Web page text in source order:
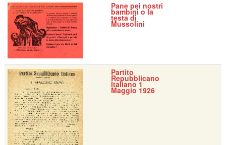
Pane pei nostri
bambini o la
testa di
Mussolini
Partito
Repubblicano
Italiano 1
Maggio 1926